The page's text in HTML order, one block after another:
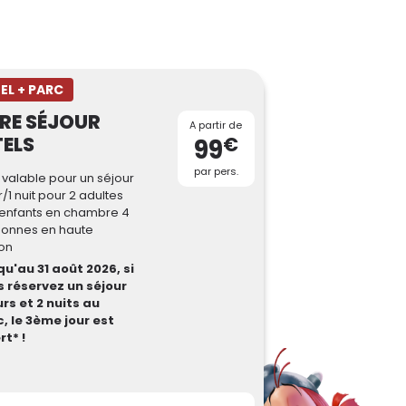
+ PARC
SÉJOUR
valable pour un séjour
1 nuit pour 2 adultes
en chambre 4
en haute
31 août 2026, si
réservez un séjour
et 2 nuits au
le 3ème jour est
!
A partir de
99€
par pers.